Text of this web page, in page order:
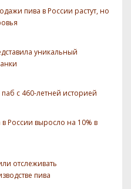
пива в России растут, но
уникальный
с 460-летней историей
России выросло на 10% в
отслеживать
пива